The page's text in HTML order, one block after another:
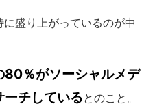
盛り上がっているのが中
80％がソーシャルメデ
ーチしているとのこと。